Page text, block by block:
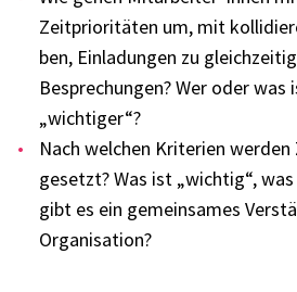
Zeit­prio­ri­tä­ten um, mit
ben, Einla­dun­gen zu
Bespre­chun­gen? Wer oder
„wich­ti­ger“?
Nach welchen Krite­rien
gesetzt? Was ist „wich­tig“,
gibt es ein gemein­sa­mes
Orga­ni­sa­tion?